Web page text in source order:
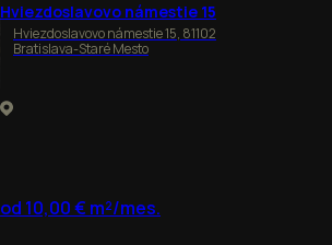
Hviezdoslavovo námestie 15
Hviezdoslavovo námestie 15, 81102
Bratislava-Staré Mesto
od 10,00 € m²/mes.